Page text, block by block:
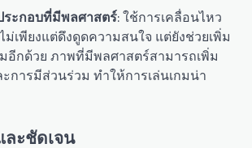
ระกอบที่มีพลศาสตร์: ใช้การเคลื่อนไหว
ม่เพียงแต่ดึงดูดความสนใจ แต่ยังช่วยเพิ่ม
มอีกด้วย ภาพที่มีพลศาสตร์สามารถเพิ่ม
การมีส่วนร่วม ทำให้การเล่นเกมน่า
ะชัดเจน